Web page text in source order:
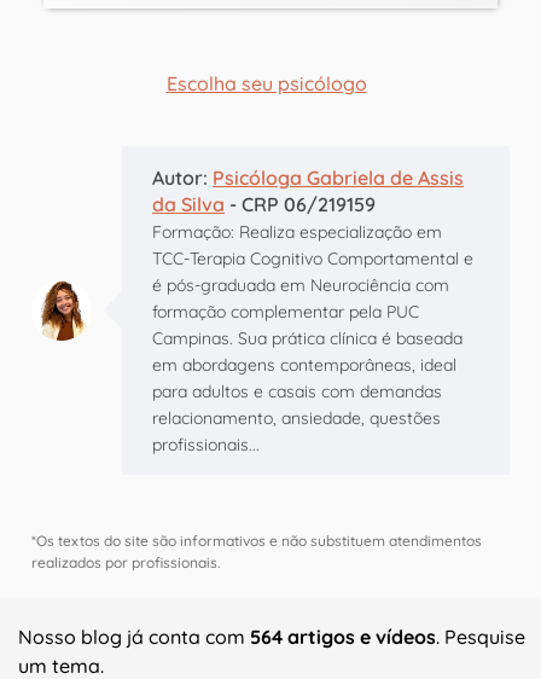
Escolha seu psicólogo
Autor: Psicóloga Gabriela de Assis
da Silva - CRP 06/219159
Formação: Realiza especialização em
TCC-Terapia Cognitivo Comportamental e
é pós-graduada em Neurociência com
formação complementar pela PUC
Campinas. Sua prática clínica é baseada
em abordagens contemporâneas, ideal
para adultos e casais com demandas
relacionamento, ansiedade, questões
profissionais...
*Os textos do site são informativos e não substituem atendimentos
realizados por profissionais.
Nosso blog já conta com 564 artigos e vídeos. Pesquise
um tema.